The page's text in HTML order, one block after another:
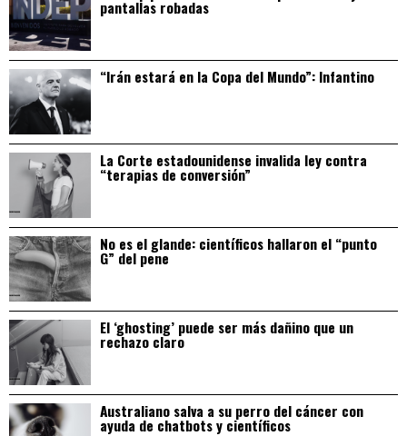
pantallas robadas
“Irán estará en la Copa del Mundo”: Infantino
La Corte estadounidense invalida ley contra
“terapias de conversión”
No es el glande: científicos hallaron el “punto
G” del pene
El ‘ghosting’ puede ser más dañino que un
rechazo claro
Australiano salva a su perro del cáncer con
ayuda de chatbots y científicos